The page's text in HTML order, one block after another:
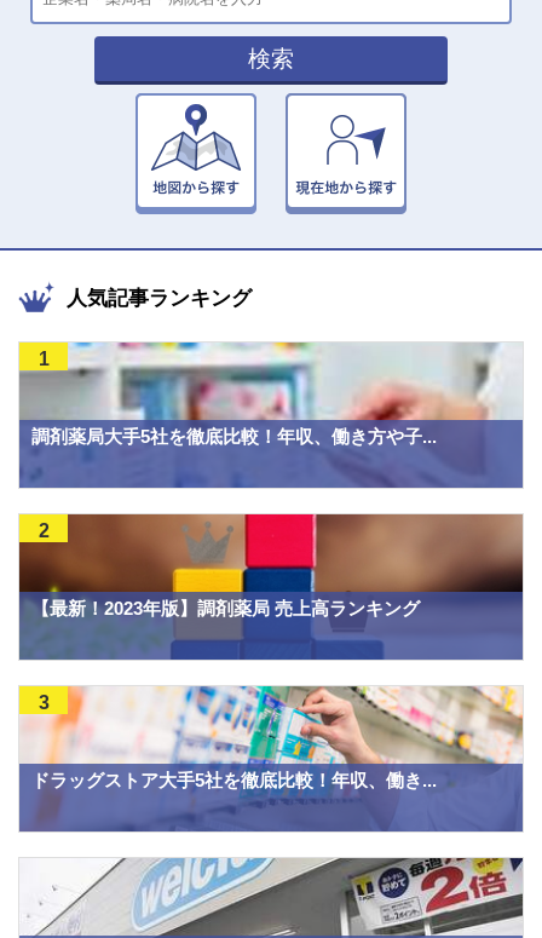
検索
人気記事ランキング
調剤薬局大手5社を徹底比較！年収、働き方や子...
1
【最新！2023年版】調剤薬局 売上高ランキング
2
ドラッグストア大手5社を徹底比較！年収、働き...
3